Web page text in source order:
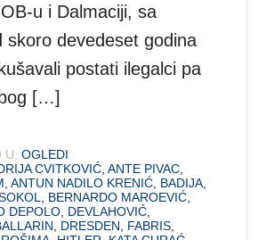
u i Dalmaciji, sa
skoro devedeset godina
postati ilegalci pa
[…]
U: OGLEDI
CVITKOVIĆ ,ANTE PIVAC
,ANTUN NADILO KRENIĆ BADIJA
BERNARDO MAROEVIĆ
DEPOLO DEVLAHOVIĆ
DRESDEN FABRIS